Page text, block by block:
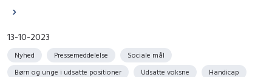
13-10-2023
Nyhed Pressemeddelelse
Sociale mål
Børn og unge i udsatte positioner
Udsatte voksne Handicap